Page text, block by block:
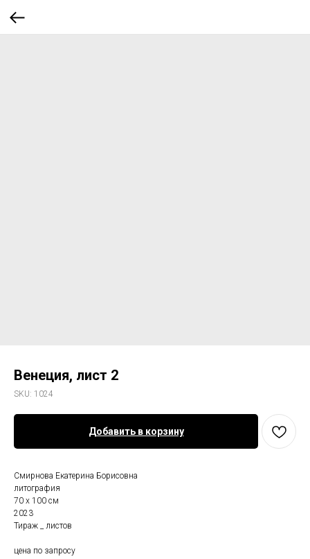
Венеция, лист 2
SKU: 1024
Добавить в корзину
Смирнова Екатерина Борисовна
литография
70 х 100 см
2023
Тираж _ листов
цена по запросу